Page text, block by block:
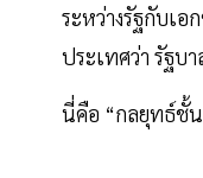
ระหว่างรัฐกับเ
ประเทศว่า รัฐบ
นี่คือ “กลยุทธ์ชั้น